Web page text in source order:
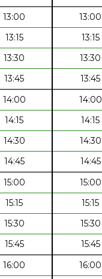
13:00 13:00
13:15 13:15
13:30 13:30
13:45 13:45
14:00 14:00
14:15 14:15
14:30 14:30
14:45 14:45
15:00 15:00
15:15 15:15
15:30 15:30
15:45 15:45
16:00 16:00